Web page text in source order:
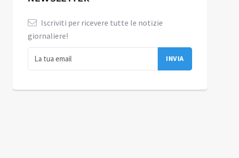
Iscriviti per ricevere tutte le notizie
giornaliere!